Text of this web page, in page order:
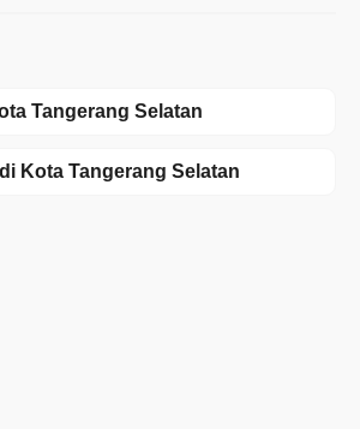
Tangerang Selatan
Kota Tangerang Selatan